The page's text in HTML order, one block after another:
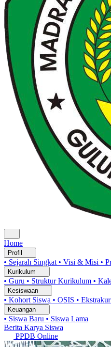
Home
Profil
• Sejarah Singkat • Visi & Misi •
Kurikulum
• Guru • Struktur Kurikulum •
Kesiswaan
• Kohort Siswa • OSIS •
Keuangan
• Siswa Baru • Siswa Lama
Berita Karya Siswa
PPDB Online